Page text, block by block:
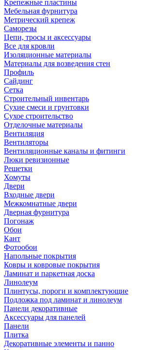
Крепежные пластины
Мебельная фурнитура
Метрический крепеж
Саморезы
Цепи, тросы и аксессуары
Все для кровли
Изоляционные материалы
Материалы для возведения стен
Профиль
Сайдинг
Сетка
Строительный инвентарь
Сухие смеси и грунтовки
Сухое строительство
Отделочные материалы
Вентиляция
Вентиляторы
Вентиляционные каналы и фитинги
Люки ревизионные
Решетки
Хомуты
Двери
Входные двери
Межкомнатные двери
Дверная фурнитура
Погонаж
Обои
Кант
Фотообои
Напольные покрытия
Ковры и ковровые покрытия
Ламинат и паркетная доска
Линолеум
Плинтусы, пороги и комплектующие
Подложка под ламинат и линолеум
Панели декоративные
Аксессуары для панелей
Панели
Плитка
Декоративные элементы и панно